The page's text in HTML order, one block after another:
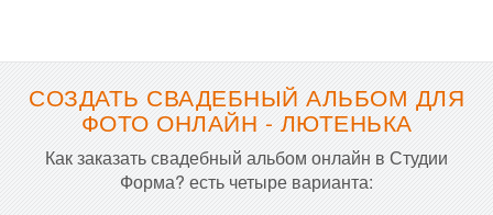
СОЗДАТЬ СВАДЕБНЫЙ АЛЬБОМ ДЛЯ
ФОТО ОНЛАЙН - ЛЮТЕНЬКА
Как заказать свадебный альбом онлайн в Студии
Форма? есть четыре варианта: